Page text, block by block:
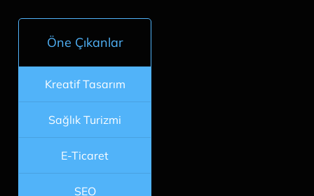
Öne Çıkanlar
Kreatif Tasarım
Sağlık Turizmi
E-Ticaret
SEO